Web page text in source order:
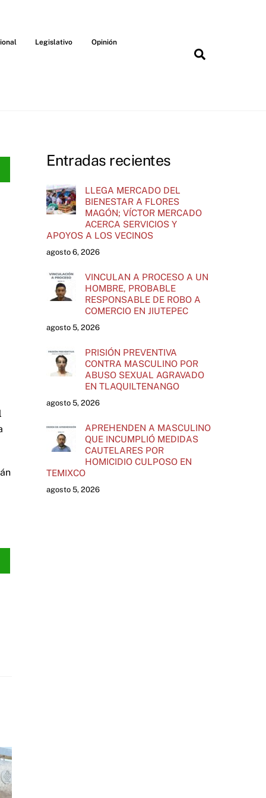
Legislativo Opinión
Entradas recientes
LLEGA MERCADO DEL
BIENESTAR A FLORES
MAGÓN; VÍCTOR MERCADO
ACERCA SERVICIOS Y
APOYOS A LOS VECINOS
agosto 6, 2026
VINCULAN A PROCESO A UN
HOMBRE, PROBABLE
RESPONSABLE DE ROBO A
COMERCIO EN JIUTEPEC
agosto 5, 2026
PRISIÓN PREVENTIVA
CONTRA MASCULINO POR
ABUSO SEXUAL AGRAVADO
EN TLAQUILTENANGO
agosto 5, 2026
APREHENDEN A MASCULINO
QUE INCUMPLIÓ MEDIDAS
CAUTELARES POR
HOMICIDIO CULPOSO EN
TEMIXCO
agosto 5, 2026